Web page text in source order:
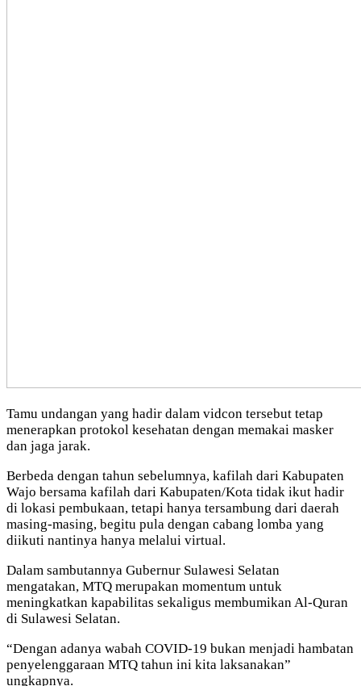
Tamu undangan yang hadir dalam vidcon tersebut tetap
menerapkan protokol kesehatan dengan memakai masker
dan jaga jarak.
Berbeda dengan tahun sebelumnya, kafilah dari Kabupaten
Wajo bersama kafilah dari Kabupaten/Kota tidak ikut hadir
di lokasi pembukaan, tetapi hanya tersambung dari daerah
masing-masing, begitu pula dengan cabang lomba yang
diikuti nantinya hanya melalui virtual.
Dalam sambutannya Gubernur Sulawesi Selatan
mengatakan, MTQ merupakan momentum untuk
meningkatkan kapabilitas sekaligus membumikan Al-Quran
di Sulawesi Selatan.
“Dengan adanya wabah COVID-19 bukan menjadi hambatan
penyelenggaraan MTQ tahun ini kita laksanakan”
ungkapnya.